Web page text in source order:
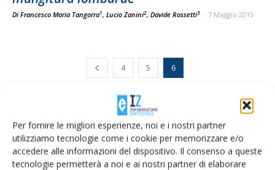
Per fornire le migliori esperienze, noi e i nostri partner
utilizziamo tecnologie come i cookie per memorizzare e/o
accedere alle informazioni del dispositivo. Il consenso a queste
tecnologie permetterà a noi e ai nostri partner di elaborare
Di Francesco Maria Tangorra1, Lucio Zanini2, Davide Rossetti3 - 7 Maggio 2015
4 5 6
E-magazine
Tecniche, prodotti e servizi dalle aziende